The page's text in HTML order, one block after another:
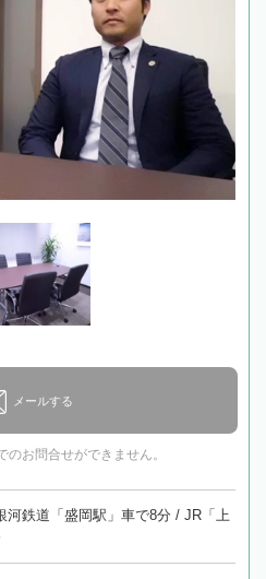
メールする
のお問合せができません。
河鉄道「盛岡駅」車で8分 / JR「上